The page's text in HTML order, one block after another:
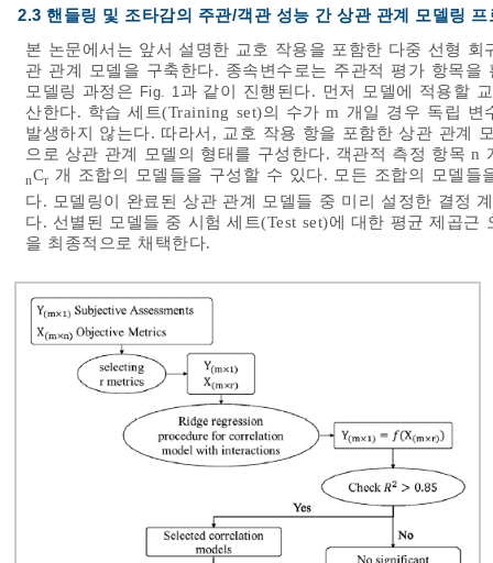
2.3 핸들링 및 조타감의 주관/객관 성능 간 상관 관계 모델링 프
본 논문에서는 앞서 설명한 교호 작용을 포함한 다중 선형
관 관계 모델을 구축한다. 종속변수로는 주관적 평가 항목
모델링 과정은 Fig. 1과 같이 진행된다. 먼저 모델에 적용할
산한다. 학습 세트(Training set)의 수가 m 개일 경우 독립
발생하지 않는다. 따라서, 교호 작용 항을 포함한 상관 관계
으로 상관 관계 모델의 형태를 구성한다. 객관적 측정 항목
nCr 개 조합의 모델들을 구성할 수 있다. 모든 조합의 모델
다. 모델링이 완료된 상관 관계 모델들 중 미리 설정한 결정
다. 선별된 모델들 중 시험 세트(Test set)에 대한 평균 제곱근
을 최종적으로 채택한다.